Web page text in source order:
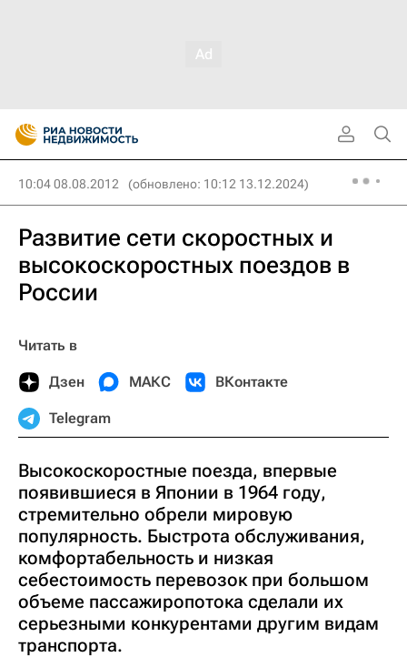
10:04 08.08.2012 (обновлено: 10:12 13.12.2024)
Развитие сети скоростных и
высокоскоростных поездов в
России
Читать в
Дзен МАКС ВКонтакте
Telegram
Высокоскоростные поезда, впервые
появившиеся в Японии в 1964 году,
стремительно обрели мировую
популярность. Быстрота обслуживания,
комфортабельность и низкая
себестоимость перевозок при большом
объеме пассажиропотока сделали их
серьезными конкурентами другим видам
транспорта.